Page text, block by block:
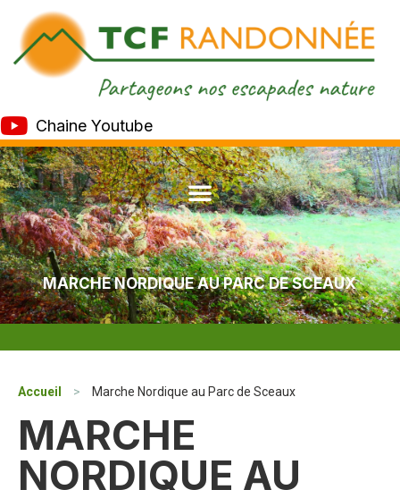
Chaine Youtube
MARCHE NORDIQUE AU PARC DE SCEAUX
Accueil > Marche Nordique au Parc de Sceaux
MARCHE
NORDIQUE AU